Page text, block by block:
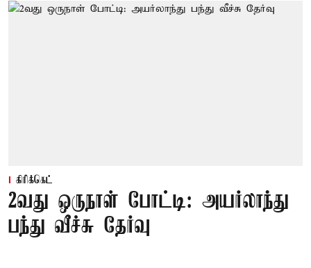
கிரிக்கெட்
2வது ஒருநாள் போட்டி: அயர்லாந்து
பந்து வீச்சு தேர்வு